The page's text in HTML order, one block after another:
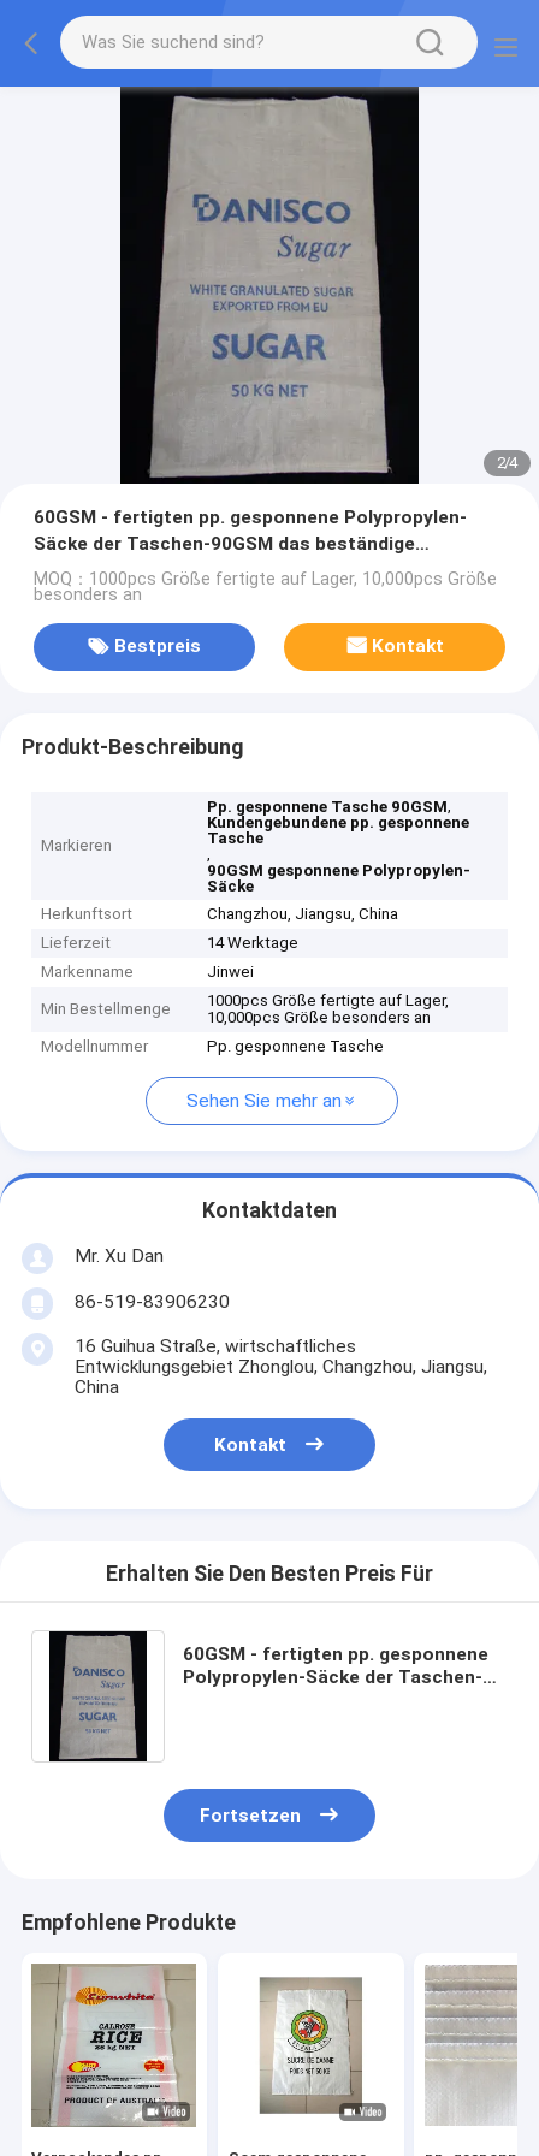
2/4
60GSM - fertigten pp. gesponnene Polypropylen-
Säcke der Taschen-90GSM das beständige
Durchbohren besonders an
MOQ：1000pcs Größe fertigte auf Lager, 10,000pcs Größe
besonders an
Bestpreis Kontakt
Produkt-Beschreibung
Markieren
Pp. gesponnene Tasche 90GSM,
Kundengebundene pp. gesponnene
Tasche
,
90GSM gesponnene Polypropylen-
Säcke
Herkunftsort
Changzhou, Jiangsu, China
Lieferzeit
14 Werktage
Markenname
Jinwei
Min Bestellmenge
1000pcs Größe fertigte auf Lager,
10,000pcs Größe besonders an
Modellnummer
Pp. gesponnene Tasche
Sehen Sie mehr an
Kontaktdaten
Mr. Xu Dan
86-519-83906230
16 Guihua Straße, wirtschaftliches
Entwicklungsgebiet Zhonglou, Changzhou, Jiangsu,
China
Kontakt
Erhalten Sie Den Besten Preis Für
60GSM - fertigten pp. gesponnene
Polypropylen-Säcke der Taschen-
Fortsetzen
Empfohlene Produkte